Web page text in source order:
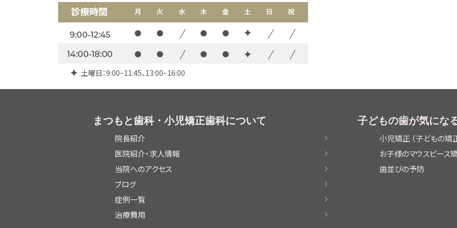
土曜日：9:00~11:45、13:00~16:00
まつもと歯科・小児矯正歯科について
院長紹介
医院紹介・求人情報
当院へのアクセス
ブログ
症例一覧
治療費用
子どもの歯が気にな
小児矯正 （子どもの矯
お子様のマウスピース
歯並びの予防